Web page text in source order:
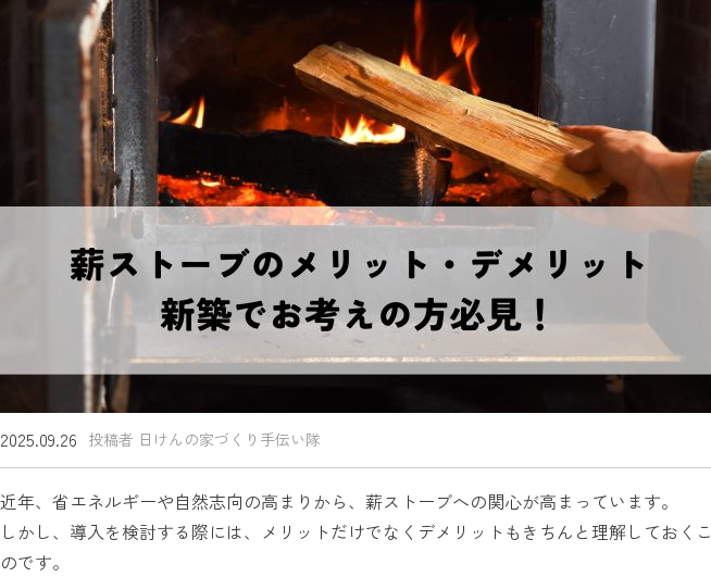
2025.09.26 投稿者 日けんの家づくり手伝い隊
近年、省エネルギーや自然志向の高まりから、薪ストーブへの関心が高まっています。
しかし、導入を検討する際には、メリットだけでなくデメリットもきちんと理解しておく
のです。